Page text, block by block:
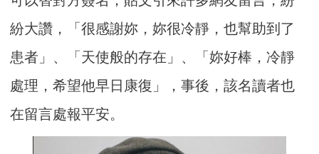
紛大讚，「很感謝妳，妳很冷靜，也幫助到了
患者」、「天使般的存在」、「妳好棒，冷靜
處理，希望他早日康復」，事後，該名讀者也
在留言處報平安。